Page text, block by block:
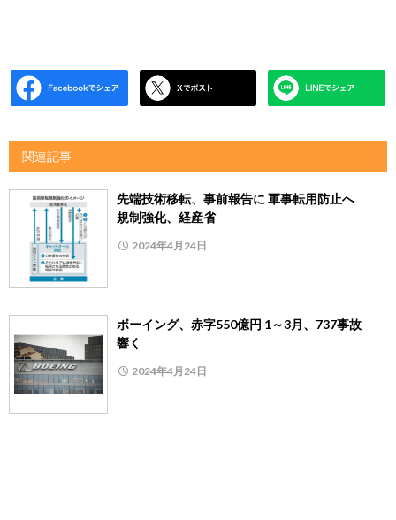
関連記事
先端技術移転、事前報告に 軍事転用防止へ
規制強化、経産省
2024年4月24日
ボーイング、赤字550億円 1～3月、737事故
響く
2024年4月24日